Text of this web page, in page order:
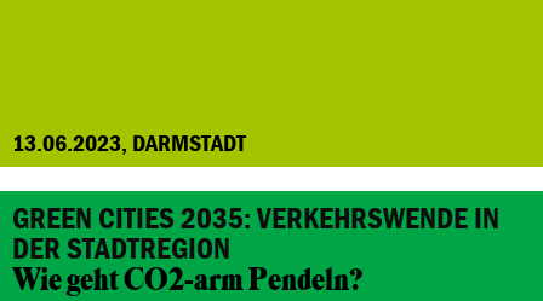
13.06.2023, DARMSTADT
GREEN CITIES 2035: VERKEHRSWENDE IN
DER STADTREGION
Wie geht CO2-arm Pendeln?